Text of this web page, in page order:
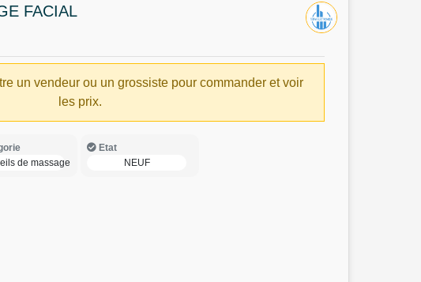
FACIAL
un vendeur ou un grossiste pour commander et voir
les prix.
de massage
Etat
NEUF